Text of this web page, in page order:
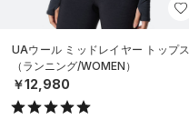
UAウール ミッドレイヤー トップス
（ランニング/WOMEN）
￥12,980